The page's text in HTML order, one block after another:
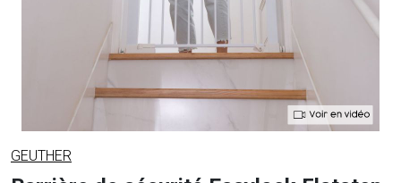
GEUTHER